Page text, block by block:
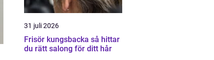
31 juli 2026
Frisör kungsbacka så hittar
du rätt salong för ditt hår